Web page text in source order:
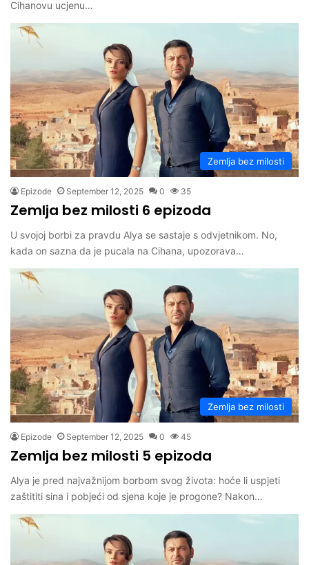
Cihanovu ucjenu…
Zemlja bez milosti
Epizode September 12, 2025 0 35
Zemlja bez milosti 6 epizoda
U svojoj borbi za pravdu Alya se sastaje s odvjetnikom. No,
kada on sazna da je pucala na Cihana, upozorava…
Zemlja bez milosti
Epizode September 12, 2025 0 45
Zemlja bez milosti 5 epizoda
Alya je pred najvažnijom borbom svog života: hoće li uspjeti
zaštititi sina i pobjeći od sjena koje je progone? Nakon…